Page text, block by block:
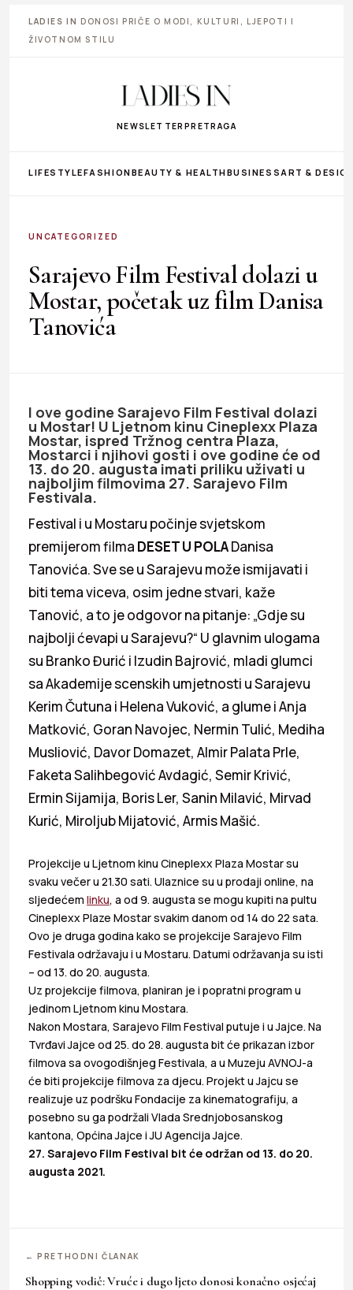
LADIES IN DONOSI PRIČE O MODI, KULTURI, LJEPOTI I
ŽIVOTNOM STILU
NEWSLETTER PRETRAGA
LIFESTYLEFASHIONBEAUTY & HEALTHBUSINESS ART &
UNCATEGORIZED
Sarajevo Film Festival dolazi u
Mostar, početak uz film Danisa
Tanovića
I ove godine Sarajevo Film Festival dolazi
u Mostar! U Ljetnom kinu Cineplexx Plaza
Mostar, ispred Tržnog centra Plaza,
Mostarci i njihovi gosti i ove godine će od
13. do 20. augusta imati priliku uživati u
najboljim filmovima 27. Sarajevo Film
Festivala.
Festival i u Mostaru počinje svjetskom
premijerom filma DESET U POLADanisa
Tanovića. Sve se u Sarajevu može ismijavati i
biti tema viceva, osim jedne stvari, kaže
Tanović, a to je odgovor na pitanje: „Gdje su
najbolji ćevapi u Sarajevu?“ U glavnim ulogama
su Branko Đurić i Izudin Bajrović, mladi glumci
sa Akademije scenskih umjetnosti u Sarajevu
Kerim Čutuna i Helena Vuković, a glume i Anja
Matković, Goran Navojec, Nermin Tulić, Mediha
Musliović, Davor Domazet, Almir Palata Prle,
Faketa Salihbegović Avdagić, Semir Krivić,
Ermin Sijamija, Boris Ler, Sanin Milavić, Mirvad
Kurić, Miroljub Mijatović, Armis Mašić.
Projekcije u Ljetnom kinu Cineplexx Plaza Mostar su
svaku večer u 21.30 sati. Ulaznice su u prodaji online, na
sljedećem linku, a od 9. augusta se mogu kupiti na pultu
Cineplexx Plaze Mostar svakim danom od 14 do 22 sata.
Ovo je druga godina kako se projekcije Sarajevo Film
Festivala održavaju i u Mostaru. Datumi održavanja su isti
– od 13. do 20. augusta.
Uz projekcije filmova, planiran je i popratni program u
jedinom Ljetnom kinu Mostara.
Nakon Mostara, Sarajevo Film Festival putuje i u Jajce. Na
Tvrđavi Jajce od 25. do 28. augusta bit će prikazan izbor
filmova sa ovogodišnjeg Festivala, a u Muzeju AVNOJ-a
će biti projekcije filmova za djecu. Projekt u Jajcu se
realizuje uz podršku Fondacije za kinematografiju, a
posebno su ga podržali Vlada Srednjobosanskog
kantona, Općina Jajce i JU Agencija Jajce.
27. Sarajevo Film Festival bit će održan od 13. do 20.
augusta 2021.
← PRETHODNI ČLANAK
Shopping vodič: Vruće i dugo ljeto donosi konačno osjećaj